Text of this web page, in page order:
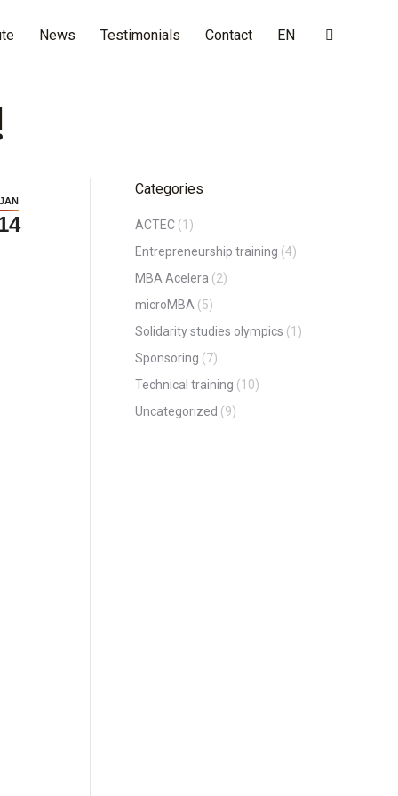
News Testimonials Contact EN Search:
JAN
Categories
ACTEC (1)
Entrepreneurship training (4)
MBA Acelera (2)
microMBA (5)
Solidarity studies olympics (1)
Sponsoring (7)
Technical training (10)
Uncategorized (9)